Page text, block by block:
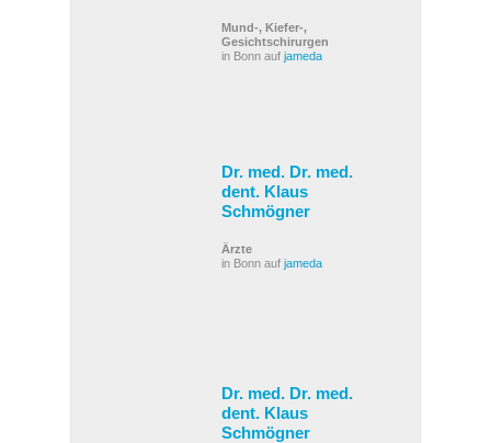
Mund-, Kiefer-,
Gesichtschirurgen
in Bonn auf jameda
Dr. med. Dr. med.
dent. Klaus
Schmögner
Ärzte
in Bonn auf jameda
Dr. med. Dr. med.
dent. Klaus
Schmögner